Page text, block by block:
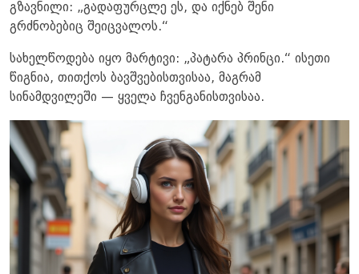
გზავნილი: „გადაფურცლე ეს, და იქნებ შენი
გრძნობებიც შეიცვალოს.“
სახელწოდება იყო მარტივი: „პატარა პრინცი.“ ისეთი
წიგნია, თითქოს ბავშვებისთვისაა, მაგრამ
სინამდვილეში — ყველა ჩვენგანისთვისაა.